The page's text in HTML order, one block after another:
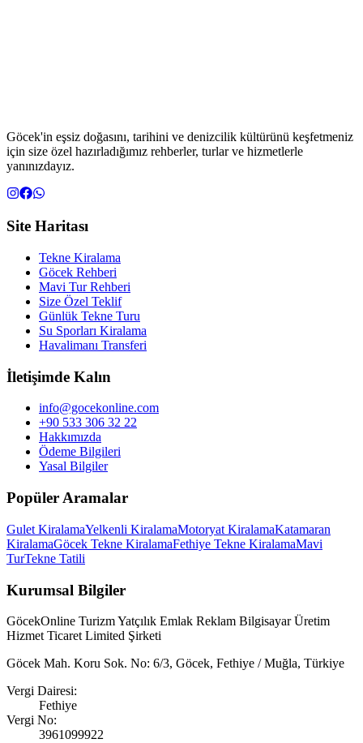
Göcek'in eşsiz doğasını, tarihini ve denizcilik kültürünü keşfetmeniz
için size özel hazırladığımız rehberler, turlar ve hizmetlerle
yanınızdayız.
Site Haritası
Tekne Kiralama
Göcek Rehberi
Mavi Tur Rehberi
Size Özel Teklif
Günlük Tekne Turu
Su Sporları Kiralama
Havalimanı Transferi
İletişimde Kalın
info@gocekonline.com
+90 533 306 32 22
Hakkımızda
Ödeme Bilgileri
Yasal Bilgiler
Popüler Aramalar
Gulet KiralamaYelkenli KiralamaMotoryat KiralamaKatamaran
KiralamaGöcek Tekne KiralamaFethiye Tekne KiralamaMavi
TurTekne Tatili
Kurumsal Bilgiler
GöcekOnline Turizm Yatçılık Emlak Reklam Bilgisayar Üretim
Hizmet Ticaret Limited Şirketi
Göcek Mah. Koru Sok. No: 6/3, Göcek, Fethiye / Muğla, Türkiye
Vergi Dairesi:
Fethiye
Vergi No:
3961099922